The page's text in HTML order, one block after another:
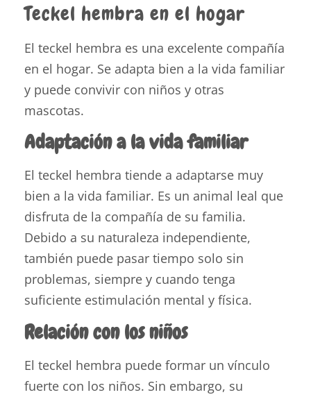
Teckel hembra en el hogar
El teckel hembra es una excelente compañía
en el hogar. Se adapta bien a la vida familiar
y puede convivir con niños y otras
mascotas.
Adaptación a la vida familiar
El teckel hembra tiende a adaptarse muy
bien a la vida familiar. Es un animal leal que
disfruta de la compañía de su familia.
Debido a su naturaleza independiente,
también puede pasar tiempo solo sin
problemas, siempre y cuando tenga
suficiente estimulación mental y física.
Relación con los niños
El teckel hembra puede formar un vínculo
fuerte con los niños. Sin embargo, su